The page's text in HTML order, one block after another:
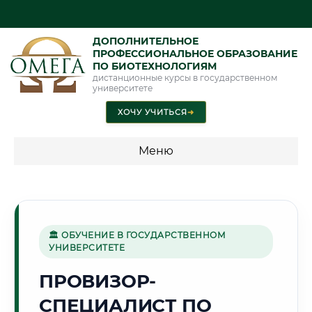
ДОПОЛНИТЕЛЬНОЕ
ПРОФЕССИОНАЛЬНОЕ ОБРАЗОВАНИЕ
ПО БИОТЕХНОЛОГИЯМ
дистанционные курсы в государственном
университете
ХОЧУ УЧИТЬСЯ➜
Меню
🏭
Г. ЧЕРЕПОВЕЦ
🏛 ОБУЧЕНИЕ В ГОСУДАРСТВЕННОМ
УНИВЕРСИТЕТЕ
ПРОВИЗОР-
СПЕЦИАЛИСТ ПО